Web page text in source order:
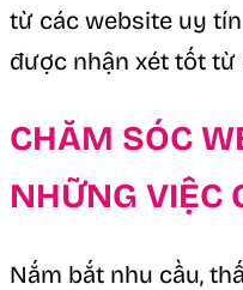
từ các website uy
được nhận xét tốt từ
CHĂM SÓC
NHỮNG VIỆC
Nắm bắt nhu cầu,